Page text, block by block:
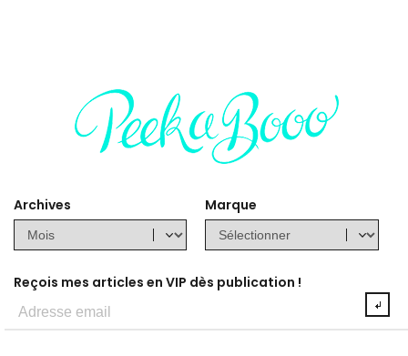
Archives Marque
Reçois mes articles en VIP dès publication !